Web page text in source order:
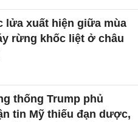
lửa xuất hiện giữa mùa
rừng khốc liệt ở châu
thống Trump phủ
tin Mỹ thiếu đạn dược,